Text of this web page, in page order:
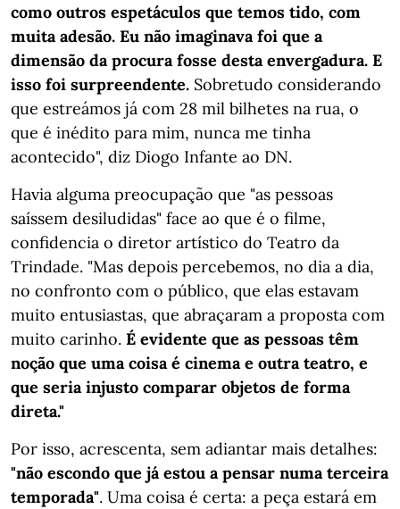
como outros espetáculos que temos tido, com
muita adesão. Eu não imaginava foi que a
dimensão da procura fosse desta envergadura. E
isso foi surpreendente. Sobretudo considerando
que estreámos já com 28 mil bilhetes na rua, o
que é inédito para mim, nunca me tinha
acontecido", diz Diogo Infante ao DN.
Havia alguma preocupação que "as pessoas
saíssem desiludidas" face ao que é o filme,
confidencia o diretor artístico do Teatro da
Trindade. "Mas depois percebemos, no dia a dia,
no confronto com o público, que elas estavam
muito entusiastas, que abraçaram a proposta com
muito carinho. É evidente que as pessoas têm
noção que uma coisa é cinema e outra teatro, e
que seria injusto comparar objetos de forma
direta."
Por isso, acrescenta, sem adiantar mais detalhes:
"não escondo que já estou a pensar numa terceira
temporada". Uma coisa é certa: a peça estará em